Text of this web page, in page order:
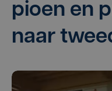
pi­oen en
naar